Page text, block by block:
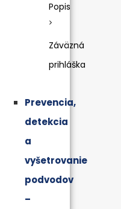
Popis
Záväzná
prihláška
Prevencia,
detekcia
a
vyšetrovanie
podvodov
–